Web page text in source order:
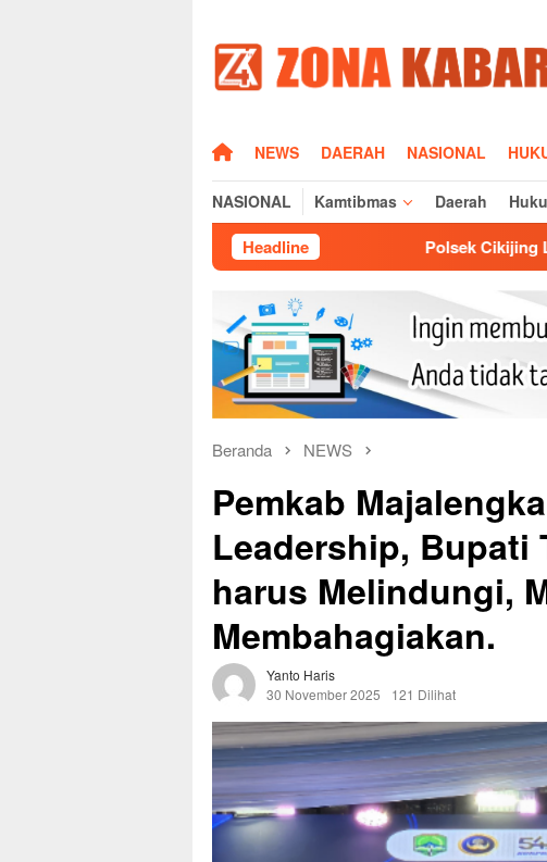
konten
HOMENEWS DAERAH NASIONAL
NASIONAL Kamtibmas Daerah
Headline
Polsek Cikijing Laksanakan Patroli
Beranda NEWS
Pemkab
Leadership, Bupati
harus Melindungi,
Membahagiakan.
Yanto Haris
30 November 2025
121 Dilihat